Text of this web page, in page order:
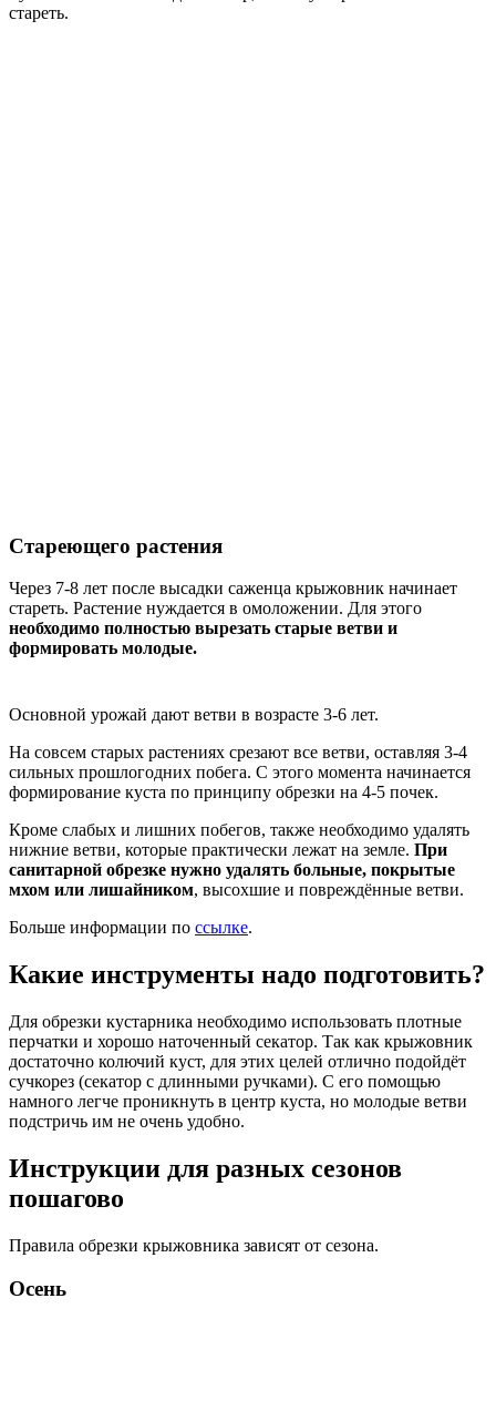
стареть.
Стареющего растения
Через 7-8 лет после высадки саженца крыжовник начинает
стареть. Растение нуждается в омоложении. Для этого
необходимо полностью вырезать старые ветви и
формировать молодые.
Основной урожай дают ветви в возрасте 3-6 лет.
На совсем старых растениях срезают все ветви, оставляя 3-4
сильных прошлогодних побега. С этого момента начинается
формирование куста по принципу обрезки на 4-5 почек.
Кроме слабых и лишних побегов, также необходимо удалять
нижние ветви, которые практически лежат на земле. При
санитарной обрезке нужно удалять больные, покрытые
мхом или лишайником, высохшие и повреждённые ветви.
Больше информации по ссылке.
Какие инструменты надо подготовить?
Для обрезки кустарника необходимо использовать плотные
перчатки и хорошо наточенный секатор. Так как крыжовник
достаточно колючий куст, для этих целей отлично подойдёт
сучкорез (секатор с длинными ручками). С его помощью
намного легче проникнуть в центр куста, но молодые ветви
подстричь им не очень удобно.
Инструкции для разных сезонов
пошагово
Правила обрезки крыжовника зависят от сезона.
Осень